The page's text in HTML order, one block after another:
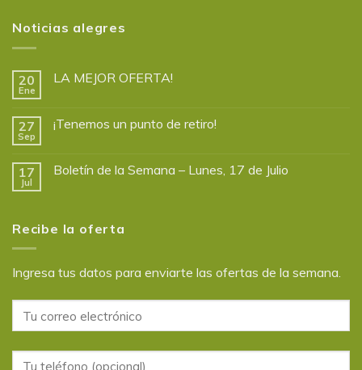
Noticias alegres
20
Ene
LA MEJOR OFERTA!
27
Sep
¡Tenemos un punto de retiro!
17
Jul
Boletín de la Semana – Lunes, 17 de Julio
Recibe la oferta
Ingresa tus datos para enviarte las ofertas de la semana.